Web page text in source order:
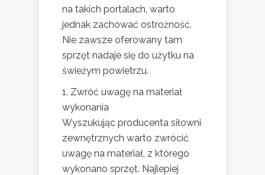
na takich portalach, warto
jednak zachować ostrożność.
Nie zawsze oferowany tam
sprzęt nadaje się do użytku na
świeżym powietrzu.
1. Zwróć uwagę na materiał
wykonania
Wyszukując producenta siłowni
zewnętrznych warto zwrócić
uwagę na materiał, z którego
wykonano sprzęt. Najlepiej